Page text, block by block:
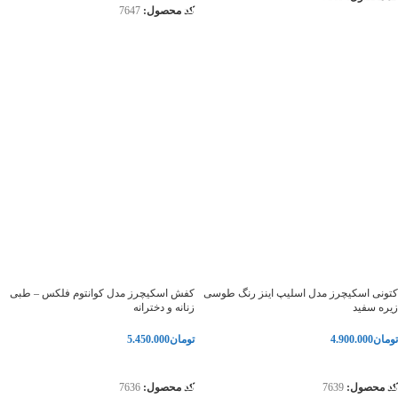
کد محصول: 7647
کتونی اسکیچرز مدل اسلیپ اینز رنگ طوسی
زیره سفید
تومان4.900.000
کد محصول: 7639
کفش اسکیچرز مدل کوانتوم فلکس – طبی
زنانه و دخترانه
تومان5.450.000
کد محصول: 7636